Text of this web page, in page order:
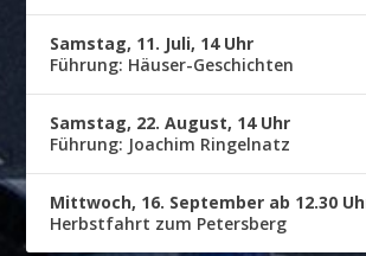
Samstag, 11. Juli, 14 Uhr
Führung: Häuser-Geschichten
Samstag, 22. August, 14 Uhr
Führung: Joachim Ringelnatz
Mittwoch, 16. September ab 12.30
Herbstfahrt zum Petersberg